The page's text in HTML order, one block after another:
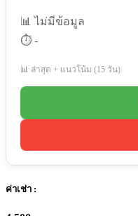
📊 ไม่มีข้อมูล
⏱️ -
📊 ล่าสุด + แนวโน้ม (15 วัน)
ค่าเช่า :